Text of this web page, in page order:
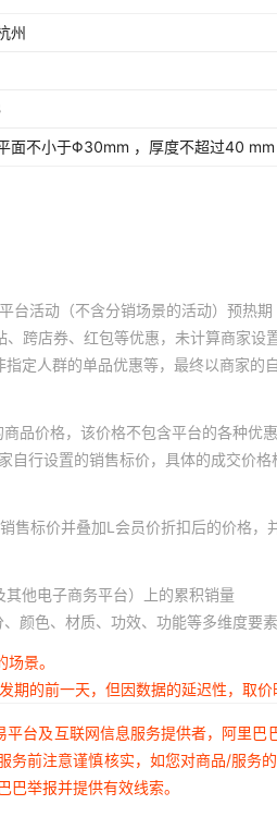
州
面不小于Φ30mm ，厚度不超过40 mm
台活动（不含分销场景的活动）预热
跨店券、红包等优惠，未计算商家
定人群的单品优惠等，最终以商家
品价格，该价格不包含平台的各种优
自行设置的销售标价，具体的成交价
标价并叠加L会员价折扣后的价格，
他电子商务平台）上的累积销量
颜色、材质、功效、功能等多维度要
景。
期的前一天，但因数据的延迟性，取
台及互联网信息服务提供者，阿里
务前注意谨慎核实，如您对商品/服务
举报并提供有效线索。